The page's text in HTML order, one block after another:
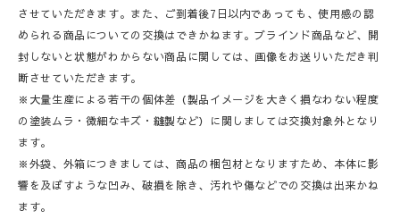
させていただきます。また、ご到着後7日以内であっても、使用感の認
められる商品についての交換はできかねます。ブラインド商品など、開
封しないと状態がわからない商品に関しては、画像をお送りいただき判
断させていただきます。
※大量生産による若干の個体差（製品イメージを大きく損なわない程度
の塗装ムラ・微細なキズ・縫製など）に関しましては交換対象外となり
ます。
※外袋、外箱につきましては、商品の梱包材となりますため、本体に影
響を及ぼすような凹み、破損を除き、汚れや傷などでの交換は出来かね
ます。